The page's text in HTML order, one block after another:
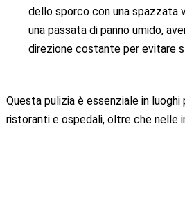
dello sporco con una spazzata
una passata di panno umido,
direzione costante per evitare
Questa pulizia è essenziale in
ristoranti e ospedali, oltre che nelle